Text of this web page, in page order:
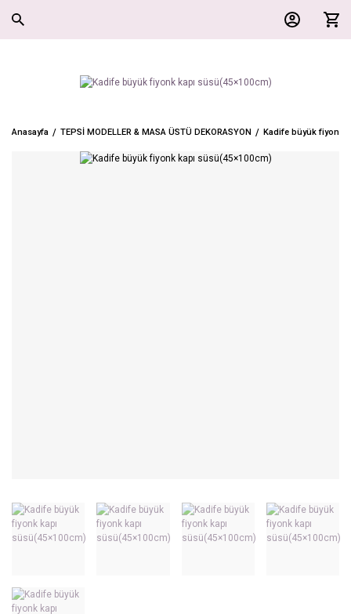
Anasayfa TEPSİ MODELLER & MASA ÜSTÜ DEKORASYON Kadife büyük fiyonk